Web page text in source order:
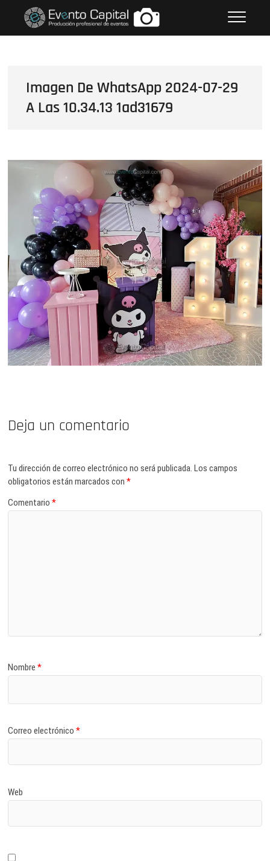
contenido
FOTOS GRUPO EMPRESARIAL
Imagen De WhatsApp 2024-07-29
A Las 10.34.13 1ad31679
Deja un comentario
Tu dirección de correo electrónico no será publicada. Los campos
obligatorios están marcados con*
Comentario*
Nombre*
Correo electrónico*
Web